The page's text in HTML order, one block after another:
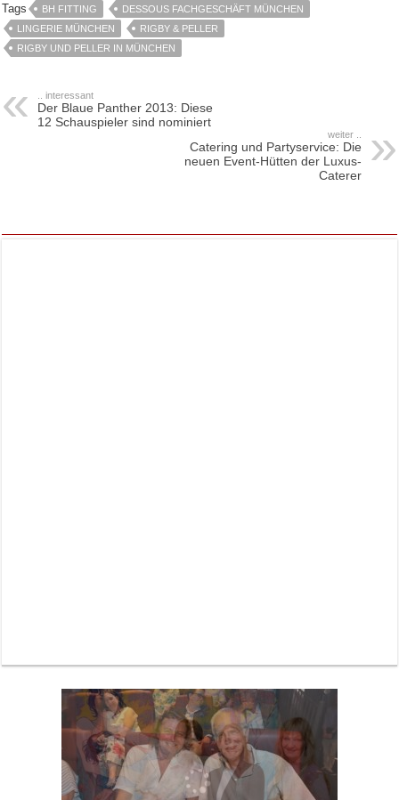
Tags BH FITTING
DESSOUS FACHGESCHÄFT MÜNCHEN
LINGERIE MÜNCHEN
RIGBY & PELLER
RIGBY UND PELLER IN MÜNCHEN
.. interessant
Der Blaue Panther 2013: Diese
12 Schauspieler sind nominiert
weiter ..
Catering und Partyservice: Die
neuen Event-Hütten der Luxus-
Caterer